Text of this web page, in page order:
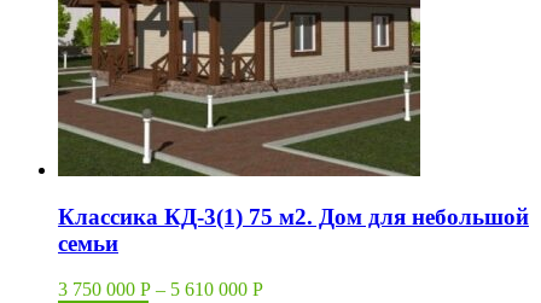
Классика КД-3(1) 75 м2. Дом для небольшой
семьи
3 750 000 Р – 5 610 000 Р